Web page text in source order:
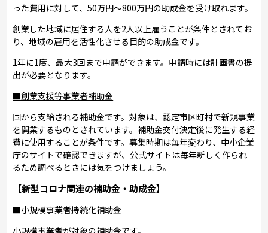
った費用に対して、50万円～800万円の助成金を受け取れます。
創業した地域に居住する人を2人以上雇うことが条件とされてお
り、地域の雇用を活性化させる目的の助成金です。
1年に1度、最大3回まで申請ができます。申請時には計画書の提
出が必要となります。
■創業支援等事業者補助金
国から支給される補助金です。対象は、認定市区町村で新規事業
を開業するものとされています。補助金交付決定後に発生する経
費に使用することが条件です。募集時期は毎年変わり、中小企業
庁のサイトで確認できますが、公式サイトは毎年新しく作られ
るため調べるときには気をつけましょう。
【新型コロナ関連の補助金・助成金】
■小規模事業者持続化補助金
小規模事業者が対象の補助金です。